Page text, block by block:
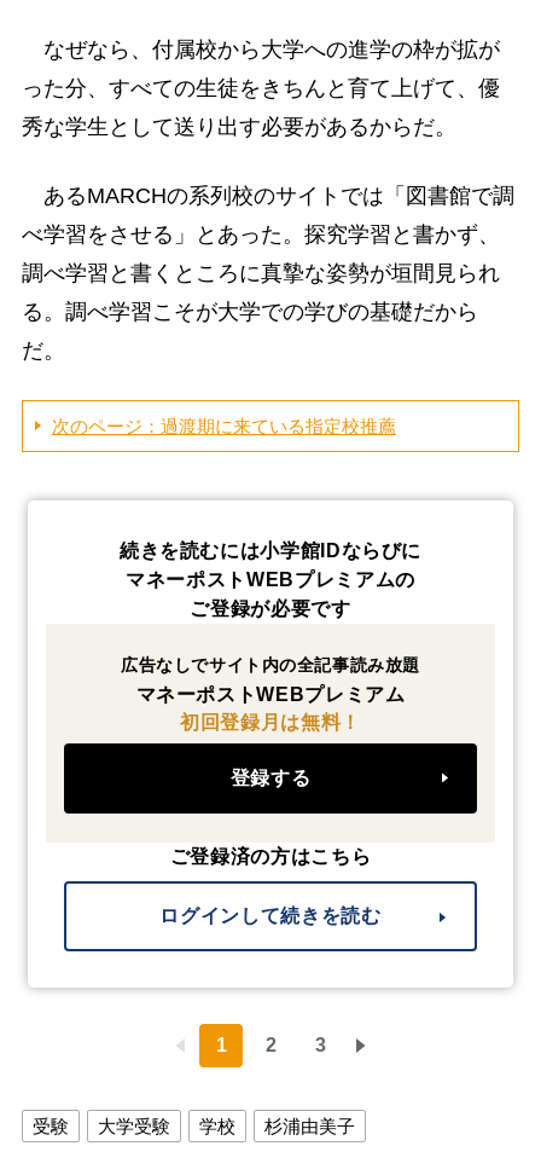
なぜなら、付属校から大学への進学の枠が拡が
った分、すべての生徒をきちんと育て上げて、優
秀な学生として送り出す必要があるからだ。
あるMARCHの系列校のサイトでは「図書館で調
べ学習をさせる」とあった。探究学習と書かず、
調べ学習と書くところに真摯な姿勢が垣間見られ
る。調べ学習こそが大学での学びの基礎だから
だ。
次のページ：過渡期に来ている指定校推薦
続きを読むには小学館IDならびに
マネーポストWEBプレミアムの
ご登録が必要です
広告なしでサイト内の全記事読み放題
マネーポストWEBプレミアム
初回登録月は無料！
登録する
ご登録済の方はこちら
ログインして続きを読む
1 2 3
受験 大学受験 学校 杉浦由美子